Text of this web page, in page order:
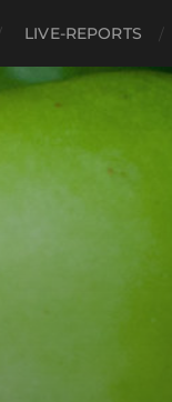
LIVE-REPORTS